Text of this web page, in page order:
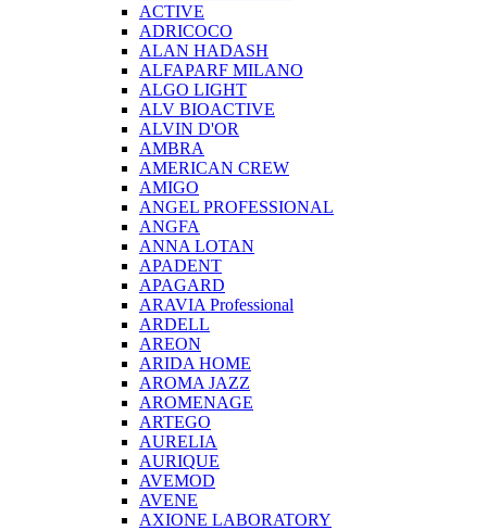
ACTIVE
ADRICOCO
ALAN HADASH
ALFAPARF MILANO
ALGO LIGHT
ALV BIOACTIVE
ALVIN D'OR
AMBRA
AMERICAN CREW
AMIGO
ANGEL PROFESSIONAL
ANGFA
ANNA LOTAN
APADENT
APAGARD
ARAVIA Professional
ARDELL
AREON
ARIDA HOME
AROMA JAZZ
AROMENAGE
ARTEGO
AURELIA
AURIQUE
AVEMOD
AVENE
AXIONE LABORATORY